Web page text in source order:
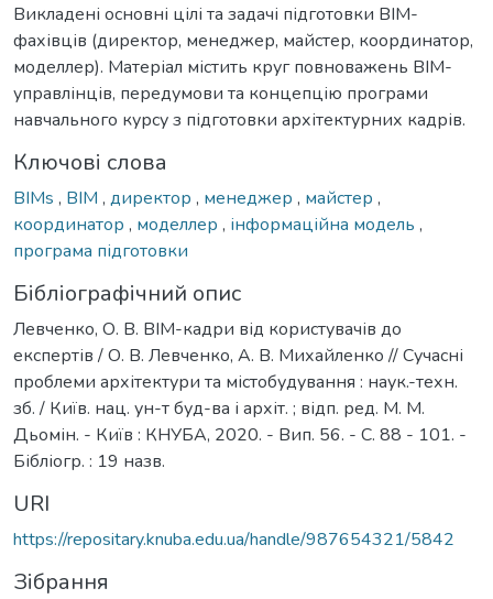
Викладені основні цілі та задачі підготовки BIM-
фахівців (директор, менеджер, майстер, координатор,
моделлер). Матеріал містить круг повноважень BIM-
управлінців, передумови та концепцію програми
навчального курсу з підготовки архітектурних кадрів.
Ключові слова
BIMs , BIM , директор , менеджер , майстер ,
координатор , моделлер , інформаційна модель ,
програма підготовки
Бібліографічний опис
Левченко, О. В. ВІМ-кадри від користувачів до
експертів / О. В. Левченко, А. В. Михайленко // Сучасні
проблеми архітектури та містобудування : наук.-техн.
зб. / Київ. нац. ун-т буд-ва і архіт. ; відп. ред. М. М.
Дьомін. - Київ : КНУБА, 2020. - Вип. 56. - С. 88 - 101. -
Бібліогр. : 19 назв.
URI
https://repositary.knuba.edu.ua/handle/987654321/5842
Зібрання